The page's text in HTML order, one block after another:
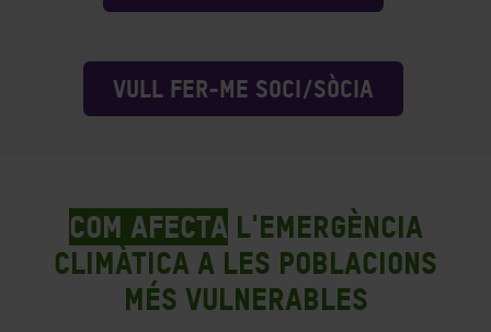
VULL FER-ME SOCI/SÒCIA
Com afecta l'emergència
climàtica a les poblacions
més vulnerables